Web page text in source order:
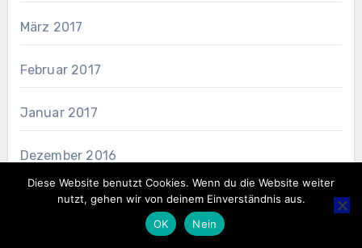
März 2017
Februar 2017
Januar 2017
Dezember 2016
November 2016
Diese Website benutzt Cookies. Wenn du die Website weiter
nutzt, gehen wir von deinem Einverständnis aus.
OK
Nein